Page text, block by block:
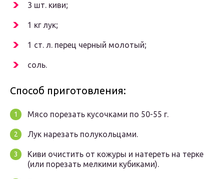
3 шт. киви;
1 кг лук;
1 ст. л. перец черный молотый;
соль.
Способ приготовления:
Мясо порезать кусочками по 50-55 г.
Лук нарезать полукольцами.
Киви очистить от кожуры и натереть на терке
(или порезать мелкими кубиками).